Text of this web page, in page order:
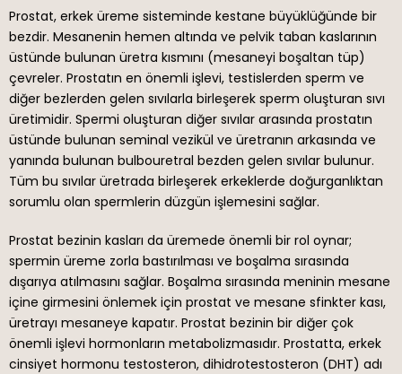
Prostat, erkek üreme sisteminde kestane büyüklüğünde bir
bezdir. Mesanenin hemen altında ve pelvik taban kaslarının
üstünde bulunan üretra kısmını (mesaneyi boşaltan tüp)
çevreler. Prostatın en önemli işlevi, testislerden sperm ve
diğer bezlerden gelen sıvılarla birleşerek sperm oluşturan sıvı
üretimidir. Spermi oluşturan diğer sıvılar arasında prostatın
üstünde bulunan seminal vezikül ve üretranın arkasında ve
yanında bulunan bulbouretral bezden gelen sıvılar bulunur.
Tüm bu sıvılar üretrada birleşerek erkeklerde doğurganlıktan
sorumlu olan spermlerin düzgün işlemesini sağlar.
Prostat bezinin kasları da üremede önemli bir rol oynar;
spermin üreme zorla bastırılması ve boşalma sırasında
dışarıya atılmasını sağlar. Boşalma sırasında meninin mesane
içine girmesini önlemek için prostat ve mesane sfinkter kası,
üretrayı mesaneye kapatır. Prostat bezinin bir diğer çok
önemli işlevi hormonların metabolizmasıdır. Prostatta, erkek
cinsiyet hormonu testosteron, dihidrotestosteron (DHT) adı